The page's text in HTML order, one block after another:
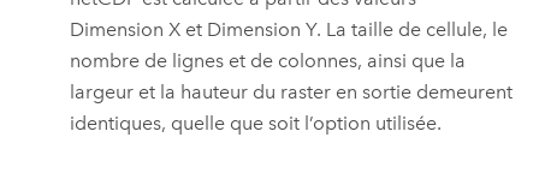
Dimension X et Dimension Y. La taille de cellule, le
nombre de lignes et de colonnes, ainsi que la
largeur et la hauteur du raster en sortie demeurent
identiques, quelle que soit l’option utilisée.